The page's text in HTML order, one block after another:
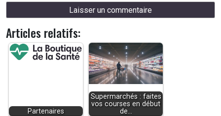
Articles relatifs:
Partenaires
Supermarchés : faites
vos courses en début
de…